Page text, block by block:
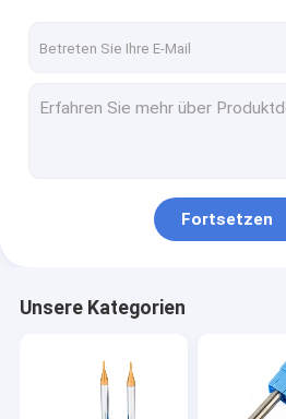
Fortsetzen
Unsere Kategorien